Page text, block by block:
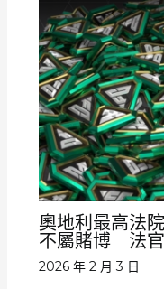
奧地利最高法
不屬賭博 法官
2026 年 2 月 3 日